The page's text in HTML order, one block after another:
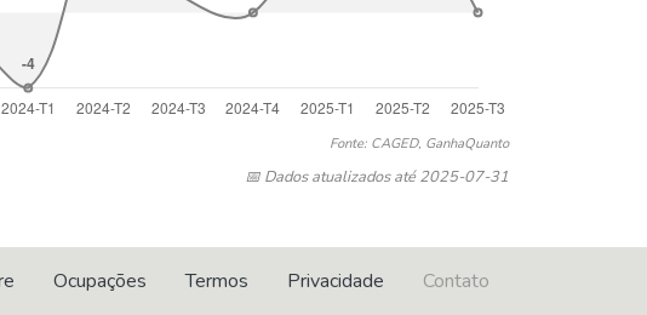
Fonte: CAGED, GanhaQuanto
📅 Dados atualizados até 2025-07-31
Ocupações Termos Privacidade Contato